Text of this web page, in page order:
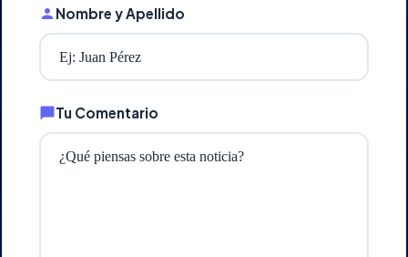
Nombre y Apellido
Tu Comentario